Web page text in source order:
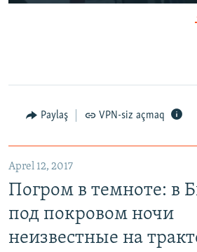
Paylaş VPN-siz açmaq
Aprel 12, 2017
Погром в темноте: в
под покровом ночи
неизвестные на